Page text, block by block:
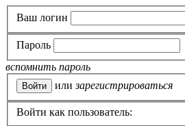
Ваш логин
Пароль
вспомнить пароль
или зарегистрироваться
Войти как пользователь: